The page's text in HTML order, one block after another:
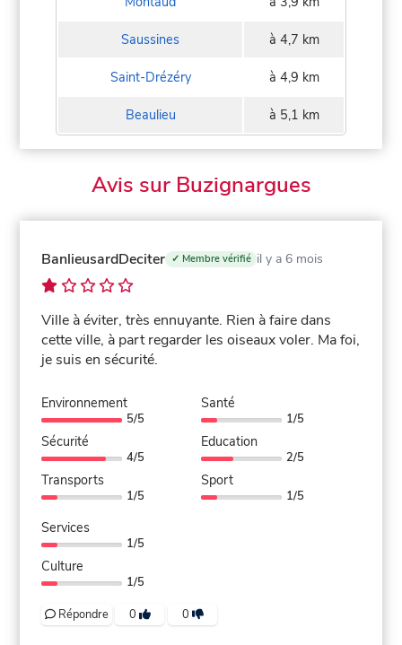
Saussines à 4,7 km
Saint-Drézéry à 4,9 km
Beaulieu à 5,1 km
Avis sur Buzignargues
BanlieusardDeciter ✓ Membre vérifié il y a 6 mois
Ville à éviter, très ennuyante. Rien à faire dans
cette ville, à part regarder les oiseaux voler. Ma foi,
je suis en sécurité.
Environnement
5/5
Sécurité
4/5
Transports
1/5
Santé
1/5
Education
2/5
Sport
1/5
Services
1/5
Culture
1/5
Répondre 0 0